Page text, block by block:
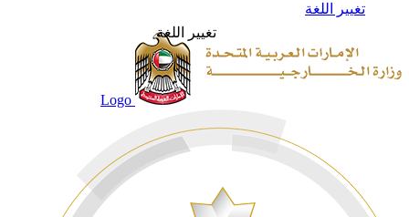
تغيير اللغة
تغيير اللغة
Logo